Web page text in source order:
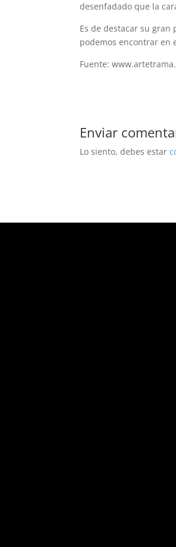
desenfadado que la
Es de destacar su
podemos encontrar en
Fuente:
Enviar
Lo siento, debes estar